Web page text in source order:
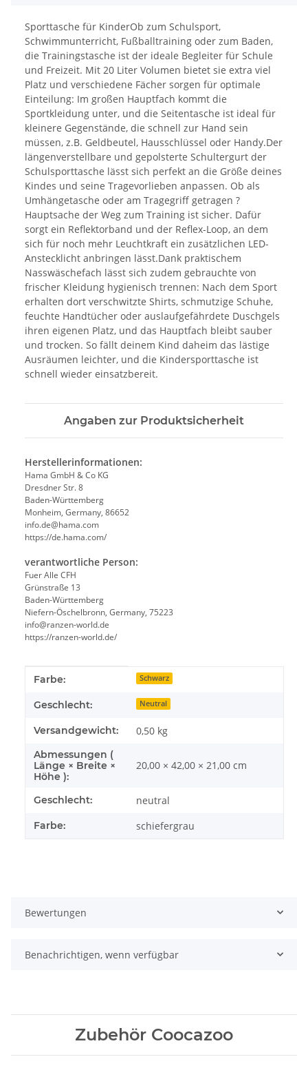
Sporttasche für KinderOb zum Schulsport,
Schwimmunterricht, Fußballtraining oder zum Baden,
die Trainingstasche ist der ideale Begleiter für Schule
und Freizeit. Mit 20 Liter Volumen bietet sie extra viel
Platz und verschiedene Fächer sorgen für optimale
Einteilung: Im großen Hauptfach kommt die
Sportkleidung unter, und die Seitentasche ist ideal für
kleinere Gegenstände, die schnell zur Hand sein
müssen, z.B. Geldbeutel, Hausschlüssel oder Handy.Der
längenverstellbare und gepolsterte Schultergurt der
Schulsporttasche lässt sich perfekt an die Größe deines
Kindes und seine Tragevorlieben anpassen. Ob als
Umhängetasche oder am Tragegriff getragen ?
Hauptsache der Weg zum Training ist sicher. Dafür
sorgt ein Reflektorband und der Reflex-Loop, an dem
sich für noch mehr Leuchtkraft ein zusätzlichen LED-
Anstecklicht anbringen lässt.Dank praktischem
Nasswäschefach lässt sich zudem gebrauchte von
frischer Kleidung hygienisch trennen: Nach dem Sport
erhalten dort verschwitzte Shirts, schmutzige Schuhe,
feuchte Handtücher oder auslaufgefährdete Duschgels
ihren eigenen Platz, und das Hauptfach bleibt sauber
und trocken. So fällt deinem Kind daheim das lästige
Ausräumen leichter, und die Kindersporttasche ist
schnell wieder einsatzbereit.
Angaben zur Produktsicherheit
Herstellerinformationen:
Hama GmbH & Co KG
Dresdner Str. 8
Baden-Württemberg
Monheim, Germany, 86652
info.de@hama.com
https://de.hama.com/
verantwortliche Person:
Fuer Alle CFH
Grünstraße 13
Baden-Württemberg
Niefern-Öschelbronn, Germany, 75223
info@ranzen-world.de
https://ranzen-world.de/
Produkteigenschaft
Wert
Farbe: Schwarz
Geschlecht: Neutral
Versandgewicht: 0,50 kg
Abmessungen (
Länge × Breite ×
Höhe ):
20,00 × 42,00 × 21,00 cm
Geschlecht: neutral
Farbe: schiefergrau
Bewertungen
Benachrichtigen, wenn verfügbar
Zubehör Coocazoo